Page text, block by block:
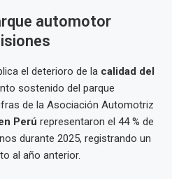
automotor
el deterioro de la calidad del
sostenido del parque
de la Asociación Automotriz
Perú representaron el 44 % de
durante 2025, registrando un
al año anterior.